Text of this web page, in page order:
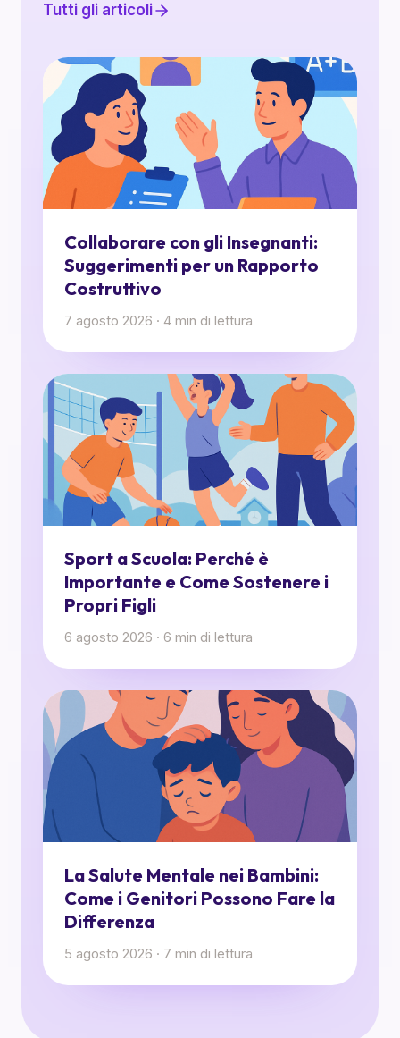
Tutti gli articoli
Collaborare con gli Insegnanti:
Suggerimenti per un Rapporto
Costruttivo
7 agosto 2026 · 4 min di lettura
Sport a Scuola: Perché è
Importante e Come Sostenere i
Propri Figli
6 agosto 2026 · 6 min di lettura
La Salute Mentale nei Bambini:
Come i Genitori Possono Fare la
Differenza
5 agosto 2026 · 7 min di lettura